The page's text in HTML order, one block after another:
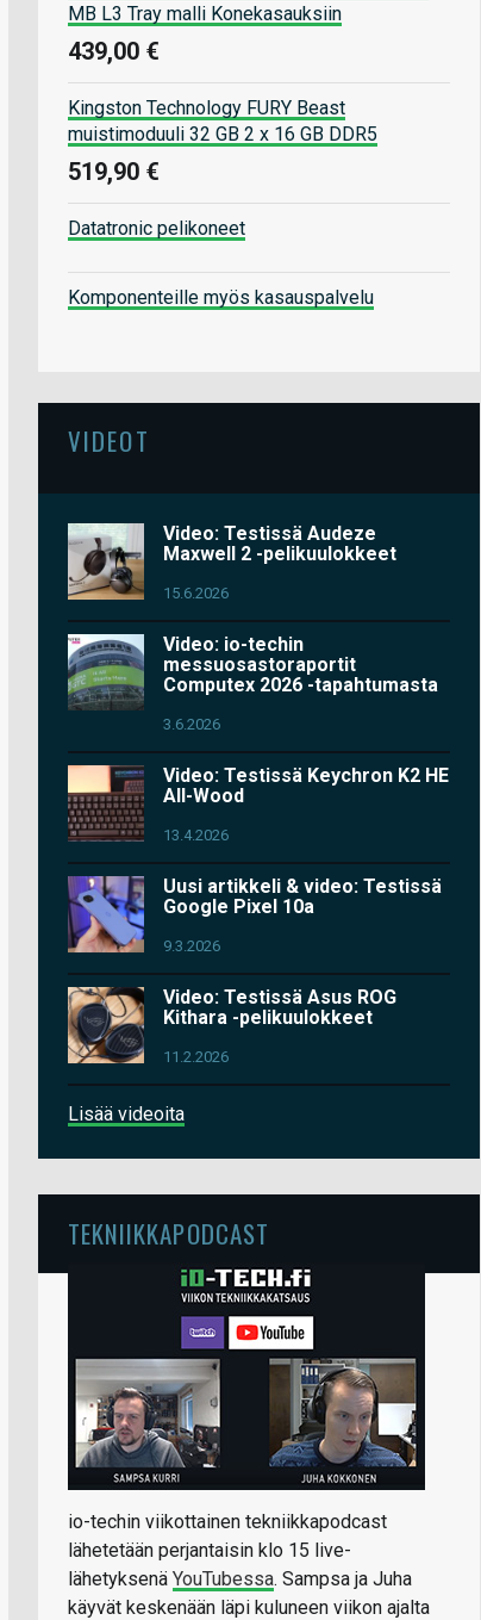
MB L3 Tray malli Konekasauksiin
439,00 €
Kingston Technology FURY Beast
muistimoduuli 32 GB 2 x 16 GB DDR5
519,90 €
Datatronic pelikoneet
Komponenteille myös kasauspalvelu
VIDEOT
Video: Testissä Audeze
Maxwell 2 -pelikuulokkeet
15.6.2026
Video: io-techin
messuosastoraportit
Computex 2026 -tapahtumasta
3.6.2026
Video: Testissä Keychron K2 HE
All-Wood
13.4.2026
Uusi artikkeli & video: Testissä
Google Pixel 10a
9.3.2026
Video: Testissä Asus ROG
Kithara -pelikuulokkeet
11.2.2026
Lisää videoita
TEKNIIKKAPODCAST
io-techin viikottainen tekniikkapodcast
lähetetään perjantaisin klo 15 live-
lähetyksenä YouTubessa. Sampsa ja Juha
käyvät keskenään läpi kuluneen viikon ajalta